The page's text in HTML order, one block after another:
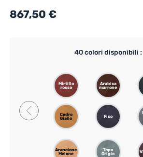
867,50 €
40colori disponibili :
Mirtillo
rosso
Arabica
marrone
Cedro
Giallo
Fico
Arancione
Melone
Topo
Grigio